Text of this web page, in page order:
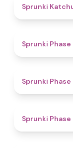
Sprunki
Sprunki
Sprunki
Sprunki Phase